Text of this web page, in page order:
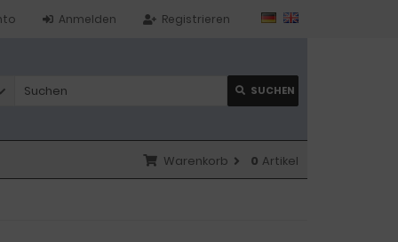
Registrieren
Anmelden
SUCHEN
Warenkorb 0 Artikel